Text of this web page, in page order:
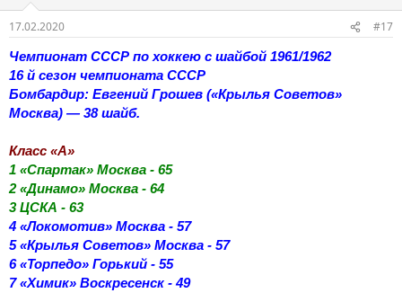
17.02.2020
#17
Чемпионат СССР по хоккею с шайбой 1961/1962
16 й сезон чемпионата СССР
Бомбардир: Евгений Грошев («Крылья Советов»
Москва) — 38 шайб.
Класс «А»
1 «Спартак» Москва - 65
2 «Динамо» Москва - 64
3 ЦСКА - 63
4 «Локомотив» Москва - 57
5 «Крылья Советов» Москва - 57
6 «Торпедо» Горький - 55
7 «Химик» Воскресенск - 49